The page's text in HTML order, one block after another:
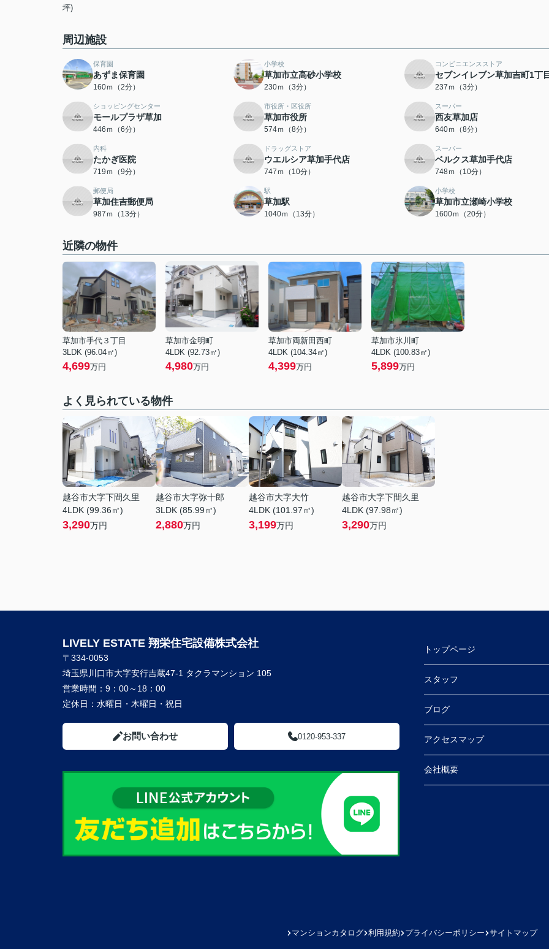
坪)
周辺施設
保育園
あずま保育園
160ｍ（2分）
小学校
草加市立高砂小学校
230ｍ（3分）
コンビニエンスストア
セブンイレブン草加吉町1丁
237ｍ（3分）
ショッピングセンター
モールプラザ草加
446ｍ（6分）
市役所・区役所
草加市役所
574ｍ（8分）
スーパー
西友草加店
640ｍ（8分）
内科
たかぎ医院
719ｍ（9分）
ドラッグストア
ウエルシア草加手代店
747ｍ（10分）
スーパー
ベルクス草加手代店
748ｍ（10分）
郵便局
草加住吉郵便局
987ｍ（13分）
駅
草加駅
1040ｍ（13分）
小学校
草加市立瀬崎小学校
1600ｍ（20分）
近隣の物件
草加市手代３丁目
3LDK (96.04㎡)
4,699万円
草加市金明町
4LDK (92.73㎡)
4,980万円
草加市両新田西町
4LDK (104.34㎡)
4,399万円
草加市氷川町
4LDK (100.83㎡)
5,899万円
よく見られている物件
越谷市大字下間久里
4LDK (99.36㎡)
3,290万円
越谷市大字弥十郎
3LDK (85.99㎡)
2,880万円
越谷市大字大竹
4LDK (101.97㎡)
3,199万円
越谷市大字下間久里
4LDK (97.98㎡)
3,290万円
LIVELY ESTATE 翔栄住宅設備株式会社
〒334-0053
埼玉県川口市大字安行吉蔵47-1 タクラマンション 105
営業時間： 9：00～18：00
定休日： 水曜日・木曜日・祝日
お問い合わせ 0120-953-337
トップページ
スタッフ
ブログ
アクセスマップ
会社概要
マンションカタログ 利用規約 プライバシーポリシー サイトマップ